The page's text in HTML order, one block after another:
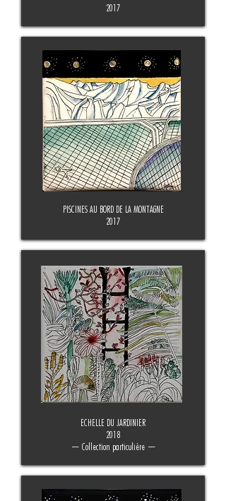
2017
PISCINES AU BORD DE LA MONTAGNE
2017
ECHELLE DU JARDINIER
2018
— Collection particulière —